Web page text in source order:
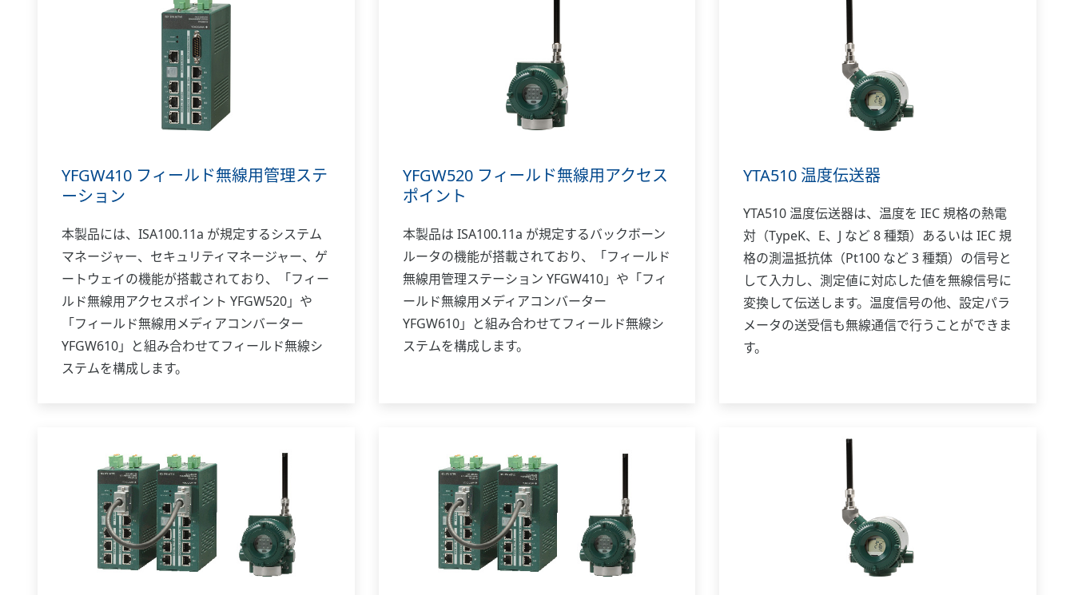
YFGW410 フィールド無線用管理ステ
ーション
本製品には、ISA100.11a が規定するシステム
マネージャー、セキュリティマネージャー、ゲ
ートウェイの機能が搭載されており、「フィー
ルド無線用アクセスポイント YFGW520」や
「フィールド無線用メディアコンバーター
YFGW610」と組み合わせてフィールド無線シ
ステムを構成します。
YFGW520 フィールド無線用アクセス
ポイント
本製品は ISA100.11a が規定するバックボーン
ルータの機能が搭載されており、「フィールド
無線用管理ステーション YFGW410」や「フィ
ールド無線用メディアコンバーター
YFGW610」と組み合わせてフィールド無線シ
ステムを構成します。
YTA510 温度伝送器
YTA510 温度伝送器は、温度を IEC 規格の熱電
対（TypeK、E、J など 8 種類）あるいは IEC 規
格の測温抵抗体（Pt100 など 3 種類）の信号と
して入力し、測定値に対応した値を無線信号に
変換して伝送します。温度信号の他、設定パラ
メータの送受信も無線通信で行うことができま
す。